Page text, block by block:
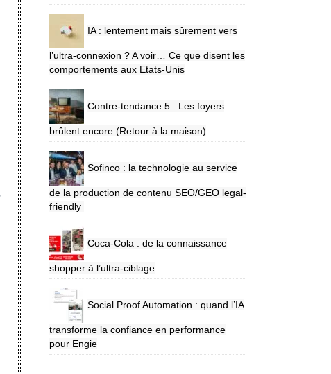
IA : lentement mais sûrement vers
l’ultra-connexion ? A voir… Ce que disent les
comportements aux Etats-Unis
Contre-tendance 5 : Les foyers
brûlent encore (Retour à la maison)
Sofinco : la technologie au service
de la production de contenu SEO/GEO legal-
friendly
Coca-Cola : de la connaissance
shopper à l’ultra-ciblage
Social Proof Automation : quand l’IA
transforme la confiance en performance
pour Engie